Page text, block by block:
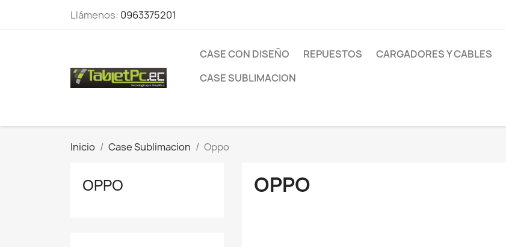
Llámenos: 0963375201
CASE CON DISEÑO REPUESTOS CARGADORES Y CABLES
CASE SUBLIMACION
Inicio Case Sublimacion Oppo
OPPO OPPO